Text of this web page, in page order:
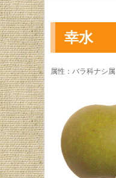
幸水
属性：バラ科ナシ属